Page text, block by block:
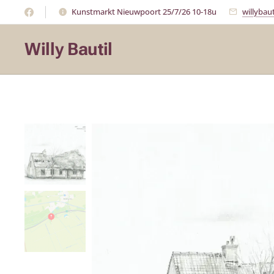
Kunstmarkt Nieuwpoort 25/7/26 10-18u
Willy Bautil